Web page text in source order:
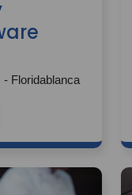
Floridablanca